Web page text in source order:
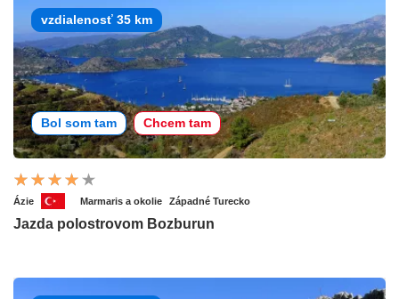
vzdialenosť 35 km
Bol som tam Chcem tam
Ázie Marmaris a okolie Západné Turecko
Jazda polostrovom Bozburun